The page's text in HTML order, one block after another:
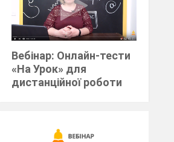
Вебінар: Онлайн-тести
«На Урок» для
дистанційної роботи